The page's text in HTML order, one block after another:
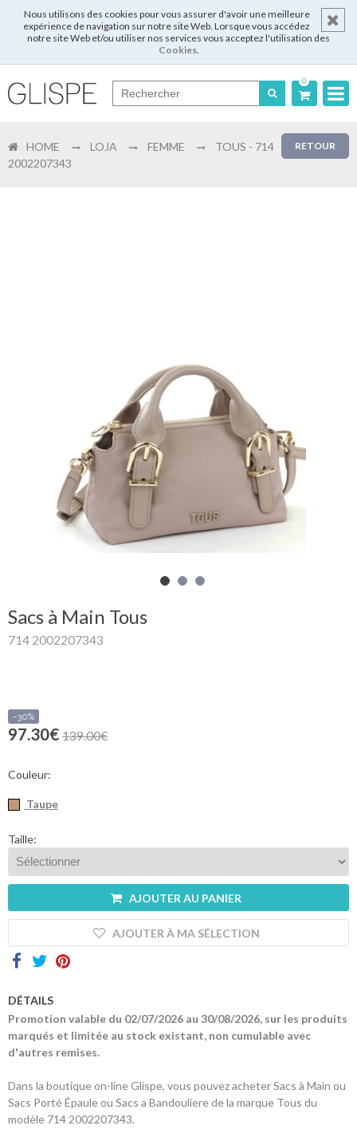
Nous utilisons des cookies pour vous assurer d'avoir une meilleure
expérience de navigation sur notre site Web. Lorsque vous accédez
notre site Web et/ou utiliser nos services vous acceptez l'utilisation des
Cookies.
0
English
Mon
panier
Glispe
Femme
Homme
RETOUR
HOME LOJA FEMME
TOUS - 714
2002207343
Sacs à Main Tous
714 2002207343
-30%
97.30€ 139.00€
Couleur:
Taupe
Taille:
AJOUTER AU PANIER
AJOUTER À MA SÉLECTION
DÉTAILS
Promotion valable du 02/07/2026 au 30/08/2026, sur les produits
marqués et limitée au stock existant, non cumulable avec
d'autres remises.
Dans la boutique on-line Glispe, vous pouvez acheter Sacs à Main ou
Sacs Porté Épaule ou Sacs a Bandouliere de la marque Tous du
modèle 714 2002207343.